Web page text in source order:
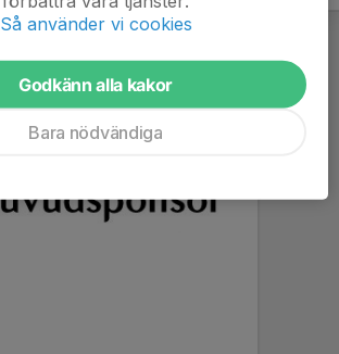
Så använder vi cookies
Godkänn alla kakor
Bara nödvändiga